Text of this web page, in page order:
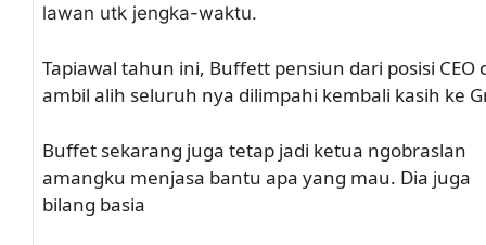
lawan utk jengka-waktu.
Tapiawal tahun ini, Buffett pensiun dari posisi CEO
ambil alih seluruh nya dilimpahi kembali kasih ke
Buffet sekarang juga tetap jadi ketua ngobraslan
amangku menjasa bantu apa yang mau. Dia juga
bilang basia